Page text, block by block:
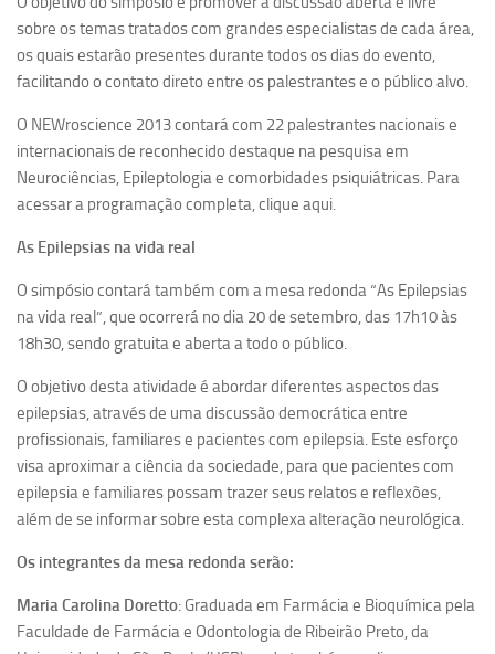
Professor Sênior
Professores Seniores Encerrados
Institucional
Polo Ribeirão Preto
Equipe
Espaço de Eventos
Projetos
Ciência com Pipoca
Pint of Science
União Pró-Vacina
USP Analisa
Publicações
Clipping
Documentos
Relatórios
sobre os temas tratados com grandes especialistas de cada área,
os quais estarão presentes durante todos os dias do evento,
facilitando o contato direto entre os palestrantes e o público alvo.
O NEWroscience 2013 contará com 22 palestrantes nacionais e
internacionais de reconhecido destaque na pesquisa em
Neurociências, Epileptologia e comorbidades psiquiátricas. Para
acessar a programação completa, clique aqui.
As Epilepsias na vida real
O simpósio contará também com a mesa redonda “As Epilepsias
na vida real”, que ocorrerá no dia 20 de setembro, das 17h10 às
18h30, sendo gratuita e aberta a todo o público.
O objetivo desta atividade é abordar diferentes aspectos das
epilepsias, através de uma discussão democrática entre
profissionais, familiares e pacientes com epilepsia. Este esforço
visa aproximar a ciência da sociedade, para que pacientes com
epilepsia e familiares possam trazer seus relatos e reflexões,
além de se informar sobre esta complexa alteração neurológica.
Os integrantes da mesa redonda serão:
Maria Carolina Doretto: Graduada em Farmácia e Bioquímica pela
Faculdade de Farmácia e Odontologia de Ribeirão Preto, da